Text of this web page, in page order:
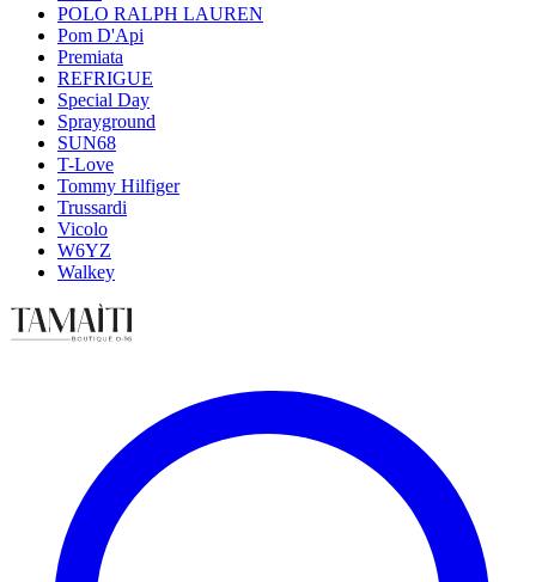
POLO RALPH LAUREN
Pom D'Api
Premiata
REFRIGUE
Special Day
Sprayground
SUN68
T-Love
Tommy Hilfiger
Trussardi
Vicolo
W6YZ
Walkey